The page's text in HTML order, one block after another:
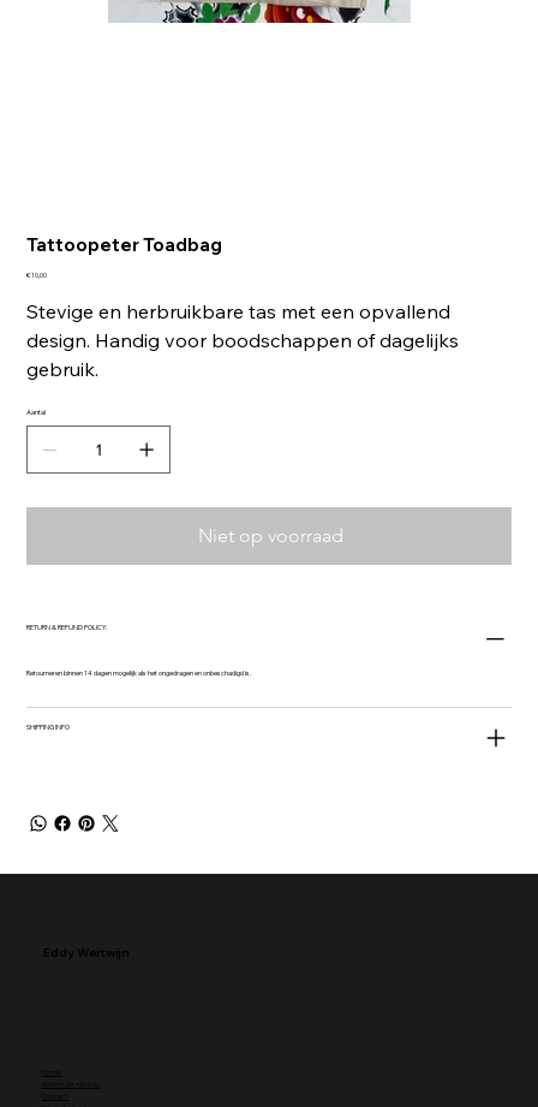
Tattoopeter Toadbag
Prijs
€ 10,00
Stevige en herbruikbare tas met een opvallend
design. Handig voor boodschappen of dagelijks
gebruik.
Aantal
Niet op voorraad
RETURN & REFUND POLICY:
Retourneren binnen 14 dagen mogelijk als het ongedragen en onbeschadigd is.
SHIPPING INFO
Eddy Wertwijn
Achter de tattoo
Contact